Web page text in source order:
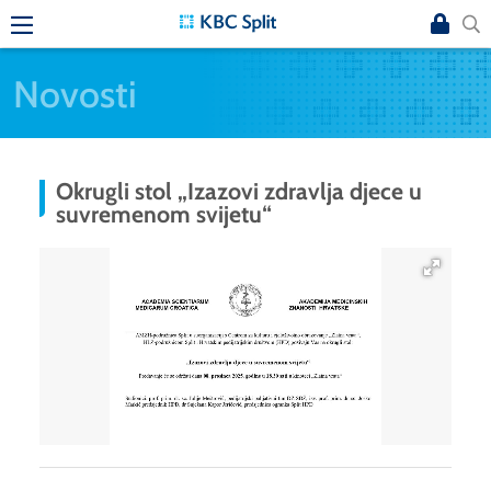
Novosti
Okrugli stol „Izazovi zdravlja djece u
suvremenom svijetu“